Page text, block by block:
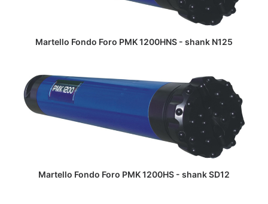
LEGGI TUTTO
Martello Fondo Foro PMK 1200HNS - shank N125
LEGGI TUTTO
Martello Fondo Foro PMK 1200HS - shank SD12